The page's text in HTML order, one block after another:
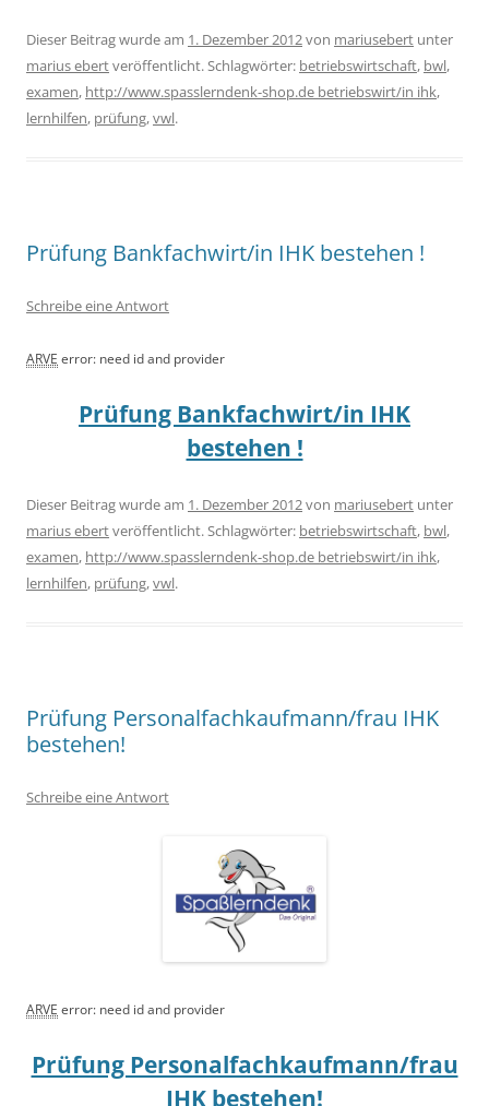
Dieser Beitrag wurde am 1. Dezember 2012von mariusebert unter
marius ebertveröffentlicht. Schlagwörter: betriebswirtschaft, bwl,
examen, http://www.spasslerndenk-shop.de betriebswirt/in ihk,
lernhilfen, prüfung,vwl.
Prüfung Bankfachwirt/in IHK bestehen !
Schreibe eine Antwort
ARVE error: need id and provider
Prüfung Bankfachwirt/in IHK
bestehen !
Dieser Beitrag wurde am 1. Dezember 2012von mariusebert unter
marius ebertveröffentlicht. Schlagwörter: betriebswirtschaft, bwl,
examen, http://www.spasslerndenk-shop.de betriebswirt/in ihk,
lernhilfen, prüfung,vwl.
Prüfung Personalfachkaufmann/frau IHK
bestehen!
Schreibe eine Antwort
ARVE error: need id and provider
Prüfung Personalfachkaufmann/frau
IHK bestehen!